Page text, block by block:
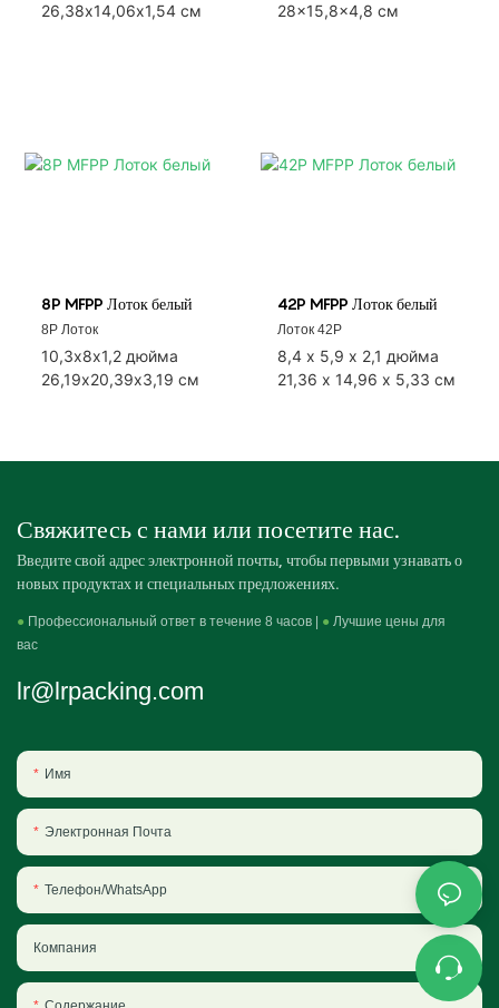
26,38х14,06х1,54 см
28x15,8x4,8 см
8P MFPP Лоток белый
8P Лоток
10,3х8х1,2 дюйма
26,19х20,39х3,19 см
42P MFPP Лоток белый
Лоток 42P
8,4 x 5,9 x 2,1 дюйма
21,36 x 14,96 x 5,33 см
Свяжитесь с нами или посетите нас.
Введите свой адрес электронной почты, чтобы первыми узнавать о
новых продуктах и ​​специальных предложениях.
● Профессиональный ответ в течение 8 часов | ● Лучшие цены для
вас
lr@lrpacking.com
Имя
Электронная Почта
Телефон/WhatsApp
Компания